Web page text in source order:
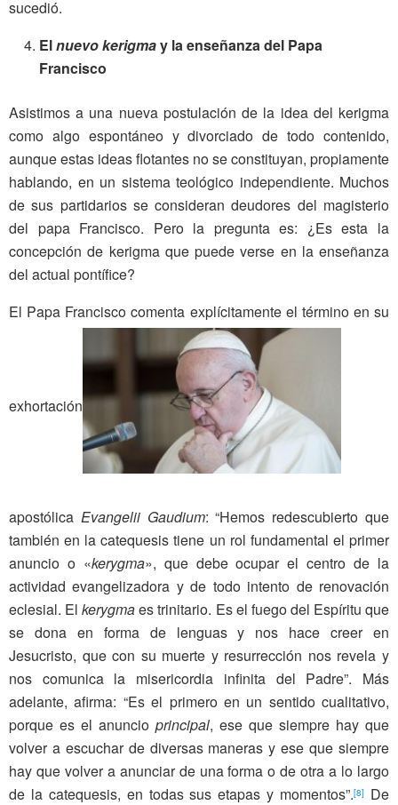
sucedió.
Elnuevo kerigmay la enseñanza del Papa
Francisco
Asistimos a una nueva postulación de la idea del kerigma
como algo espontáneo y divorciado de todo contenido,
aunque estas ideas flotantes no se constituyan, propiamente
hablando, en un sistema teológico independiente. Muchos
de sus partidarios se consideran deudores del magisterio
del papa Francisco. Pero la pregunta es: ¿Es esta la
concepción de kerigma que puede verse en la enseñanza
del actual pontífice?
El Papa Francisco comenta explícitamente el término en su
exhortación
apostólica Evangelii Gaudium: “Hemos redescubierto que
también en la catequesis tiene un rol fundamental el primer
anuncio o «kerygma», que debe ocupar el centro de la
actividad evangelizadora y de todo intento de renovación
eclesial. Elkerygmaes trinitario. Es el fuego del Espíritu que
se dona en forma de lenguas y nos hace creer en
Jesucristo, que con su muerte y resurrección nos revela y
nos co­munica la misericordia infinita del Padre”. Más
adelante, afirma: “Es el primero en un sentido cualitativo,
porque es el anuncio principal, ese que siempre hay que
volver a escuchar de di­versas maneras y ese que siempre
hay que volver a anunciar de una forma o de otra a lo largo
de la catequesis, en todas sus etapas y momentos”.[8]
De